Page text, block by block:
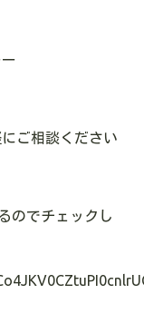
ご相談ください
のでチェックし